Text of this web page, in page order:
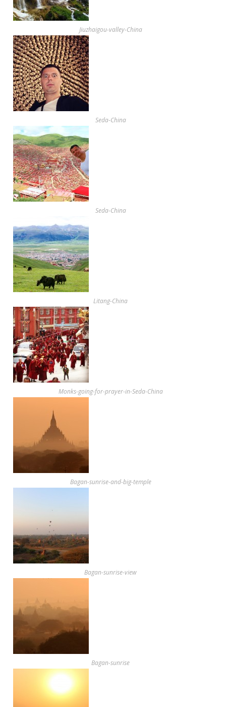
Jiuzhaigou-valley-China
Seda-China
Seda-China
Litang-China
Monks-going-for-prayer-in-Seda-China
Bagan-sunrise-and-big-temple
Bagan-sunrise-view
Bagan-sunrise